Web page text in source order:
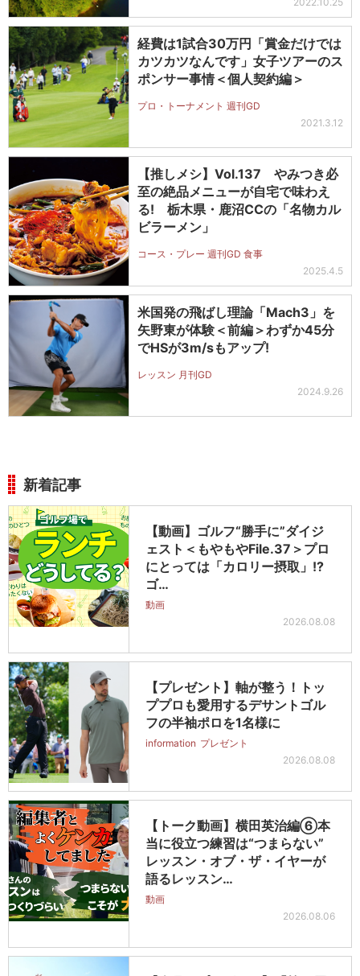
経費は1試合30万円「賞金だけでは
カツカツなんです」女子ツアーのス
ポンサー事情＜個人契約編＞
プロ・トーナメント 週刊GD
2021.3.12
【推しメシ】Vol.137 やみつき必
至の絶品メニューが自宅で味わえ
る! 栃木県・鹿沼CCの「名物カル
ビラーメン」
コース・プレー 週刊GD 食事
2025.4.5
米国発の飛ばし理論「Mach3」を
矢野東が体験＜前編＞わずか45分
でHSが3m/sもアップ!
レッスン 月刊GD
2024.9.26
新着記事
【動画】ゴルフ“勝手に”ダイジ
ェスト＜もやもやFile.37＞プロ
にとっては「カロリー摂取」!?
ゴ…
動画
2026.08.08
【プレゼント】軸が整う！トッ
ププロも愛用するデサントゴル
フの半袖ポロを1名様に
information プレゼント
2026.08.08
【トーク動画】横田英治編⑥本
当に役立つ練習は“つまらない”
レッスン・オブ・ザ・イヤーが
語るレッスン…
動画
2026.08.06